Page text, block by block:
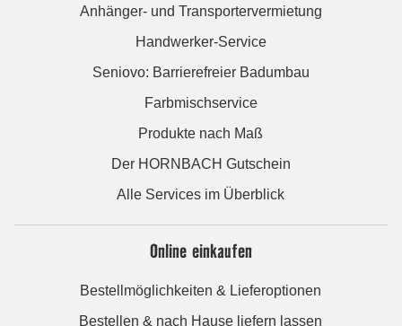
Anhänger- und Transportervermietung
Handwerker-Service
Seniovo: Barrierefreier Badumbau
Farbmischservice
Produkte nach Maß
Der HORNBACH Gutschein
Alle Services im Überblick
Online einkaufen
Bestellmöglichkeiten & Lieferoptionen
Bestellen & nach Hause liefern lassen